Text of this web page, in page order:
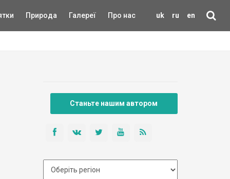
uk ru en
Природа Галереї Про нас
Станьте нашим автором